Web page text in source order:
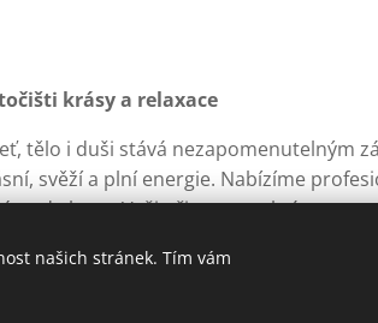
krásy a relaxace
tělo i duši stává nezapomenutelným
svěží a plní energie. Nabízíme
podtrhnou Vaši přirozenou krásu.
se hýčkat v prostředí, kde vládne
našich stránek. Tím vám